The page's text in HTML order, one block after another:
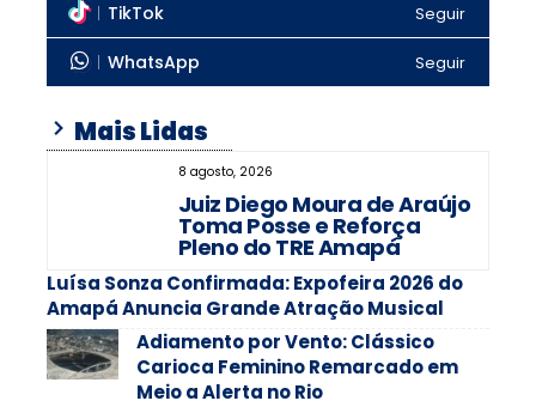
TikTok Seguir
WhatsApp Seguir
Mais Lidas
8 agosto, 2026
Juiz Diego Moura de Araújo
Toma Posse e Reforça
Pleno do TRE Amapá
Luísa Sonza Confirmada: Expofeira 2026 do
Amapá Anuncia Grande Atração Musical
Adiamento por Vento: Clássico
Carioca Feminino Remarcado em
Meio a Alerta no Rio